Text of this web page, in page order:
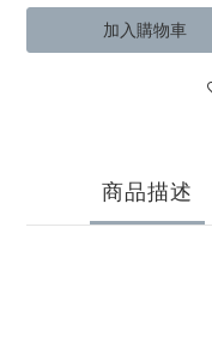
加入購物車
商品描述